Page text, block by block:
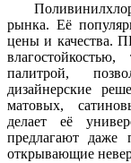
рынка. Её
цены и качества.
палитрой,
дизайнерские
матовых,
делает её
предлагают даже
открывающие